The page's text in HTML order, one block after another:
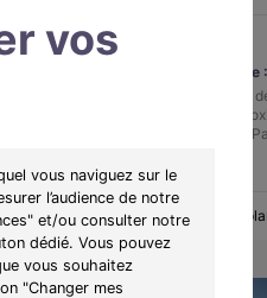
vos
vous naviguez sur le
l’audience de notre
et/ou consulter notre
dédié. Vous pouvez
vous souhaitez
"Changer mes
l'appartement
Programme :
Découvrez
pièces à
culturel La
Obtenir le